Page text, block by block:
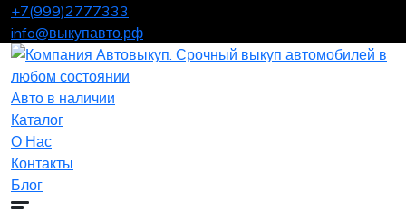
+7(999)2777333
info@выкупавто.рф
Авто в наличии
Каталог
О Нас
Контакты
Блог